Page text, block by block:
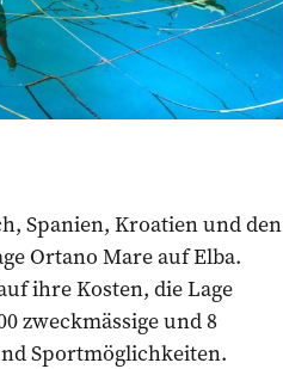
Spanien, Kroatien und den
Ortano Mare auf Elba.
ihre Kosten, die Lage
zweckmässige und 8
Sportmöglichkeiten.